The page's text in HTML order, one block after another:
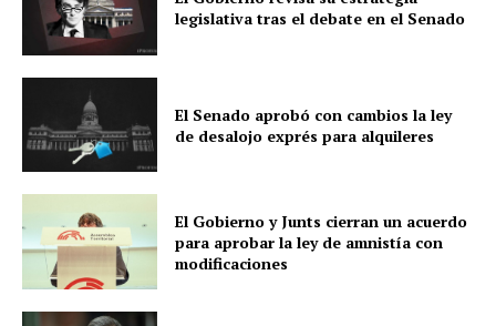
legislativa tras el debate en el Senado
El Senado aprobó con cambios la ley
de desalojo exprés para alquileres
El Gobierno y Junts cierran un acuerdo
para aprobar la ley de amnistía con
modificaciones